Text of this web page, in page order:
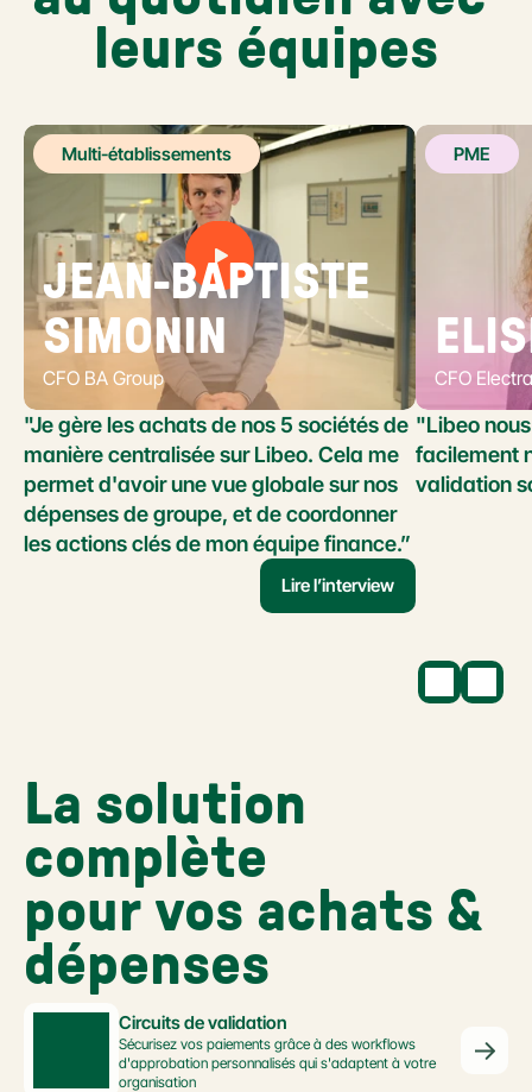
leurs équipes
Multi-établissements
JEAN-BAPTISTE
SIMONIN
CFO BA Group
"Je gère les achats de nos 5 sociétés de
manière centralisée sur Libeo. Cela me
permet d'avoir une vue globale sur nos
dépenses de groupe, et de coordonner
les actions clés de mon équipe finance.”
Lire l’interview
PME
CFO Electra
"Libeo
facilement
validation
La solution
complète
pour vos achats &
dépenses
Circuits de validation
Sécurisez vos paiements grâce à des workflows
d'approbation personnalisés qui s'adaptent à votre
organisation